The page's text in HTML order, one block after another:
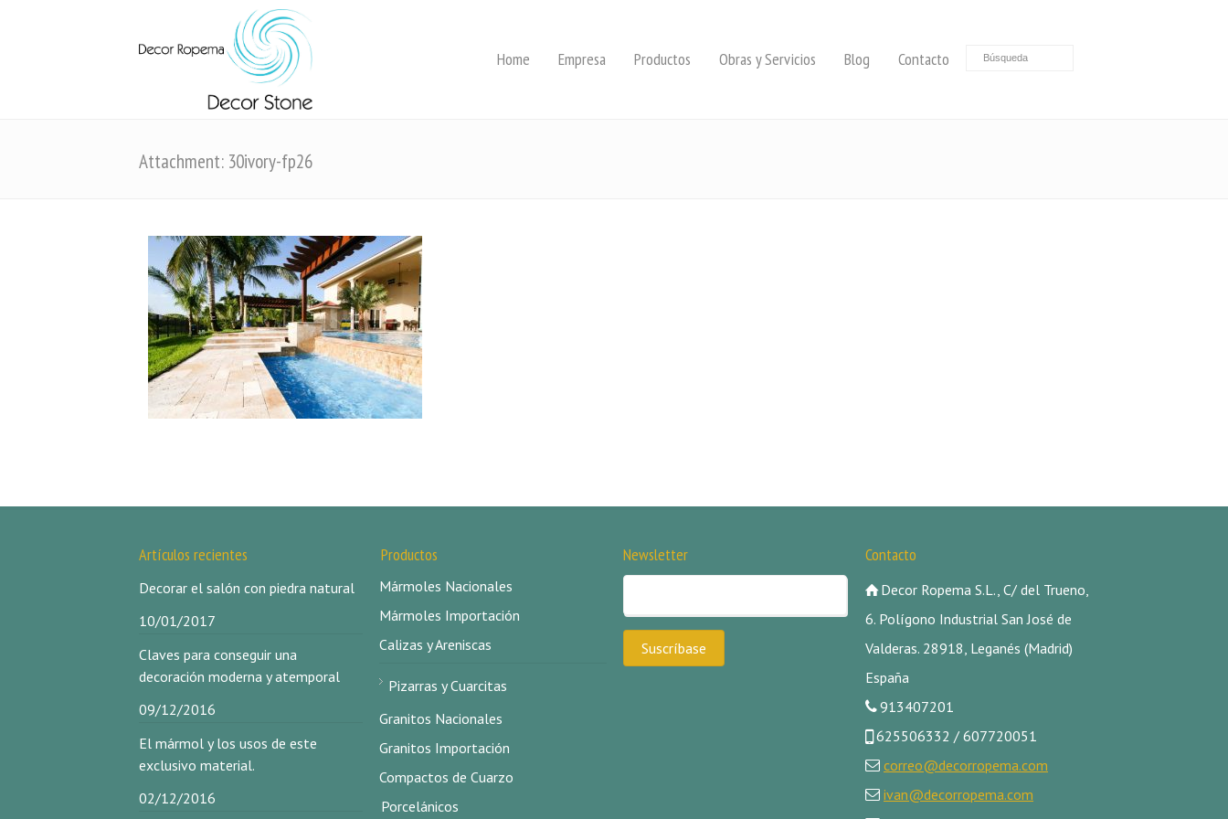
Home Empresa Productos Obras y Servicios Blog Contacto
Attachment: 30ivory-fp26
Artículos recientes
Decorar el salón con piedra natural
10/01/2017
Claves para conseguir una
decoración moderna y atemporal
09/12/2016
El mármol y los usos de este
exclusivo material.
02/12/2016
Productos
Mármoles Nacionales
Mármoles Importación
Calizas y Areniscas
Pizarras y Cuarcitas
Granitos Nacionales
Granitos Importación
Compactos de Cuarzo
Porcelánicos
Newsletter Contacto
Decor Ropema S.L., C/ del Trueno,
6. Polígono Industrial San José de
Valderas. 28918, Leganés (Madrid)
España
913407201
625506332 / 607720051
correo@decorropema.com
ivan@decorropema.com